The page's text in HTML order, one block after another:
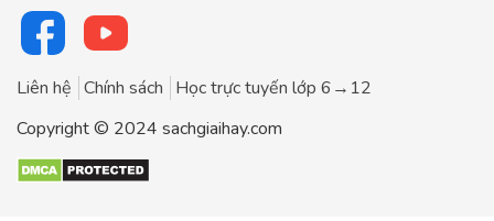
Liên hệ Chính sách Học trực tuyến lớp 6→12
Copyright © 2024 sachgiaihay.com